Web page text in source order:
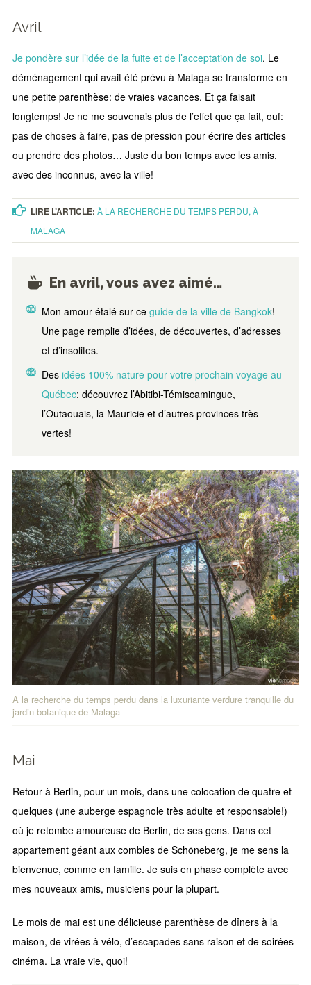
Avril
Je pondère sur l’idée de la fuite et de l’acceptation de soi. Le
déménagement qui avait été prévu à Malaga se transforme en
une petite parenthèse: de vraies vacances. Et ça faisait
longtemps! Je ne me souvenais plus de l’effet que ça fait, ouf:
pas de choses à faire, pas de pression pour écrire des articles
ou prendre des photos… Juste du bon temps avec les amis,
avec des inconnus, avec la ville!
LIRE L’ARTICLE: À LA RECHERCHE DU TEMPS PERDU, À
MALAGA
En avril, vous avez aimé…
Mon amour étalé sur ce guide de la ville de Bangkok!
Une page remplie d’idées, de découvertes, d’adresses
et d’insolites.
Des idées 100% nature pour votre prochain voyage au
Québec: découvrez l’Abitibi-Témiscamingue,
l’Outaouais, la Mauricie et d’autres provinces très
vertes!
À la recherche du temps perdu dans la luxuriante verdure tranquille du
jardin botanique de Malaga
Mai
Retour à Berlin, pour un mois, dans une colocation de quatre et
quelques (une auberge espagnole très adulte et responsable!)
où je retombe amoureuse de Berlin, de ses gens. Dans cet
appartement géant aux combles de Schöneberg, je me sens la
bienvenue, comme en famille. Je suis en phase complète avec
mes nouveaux amis, musiciens pour la plupart.
Le mois de mai est une délicieuse parenthèse de dîners à la
maison, de virées à vélo, d’escapades sans raison et de soirées
cinéma. La vraie vie, quoi!